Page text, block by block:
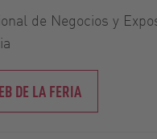
de Negocios y
DE LA FERIA